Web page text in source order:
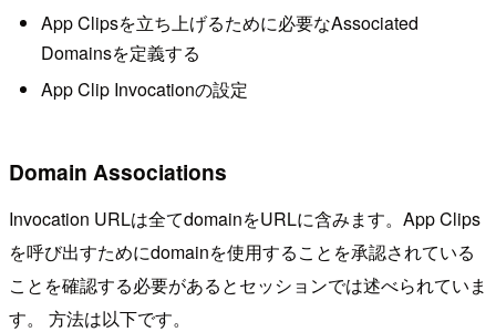
App Clipsを立ち上げるために必要なAssociated
Domainsを定義する
App Clip Invocationの設定
Domain Associations
Invocation URLは全てdomainをURLに含みます。App Clips
を呼び出すためにdomainを使用することを承認されている
ことを確認する必要があるとセッションでは述べられていま
す。 方法は以下です。